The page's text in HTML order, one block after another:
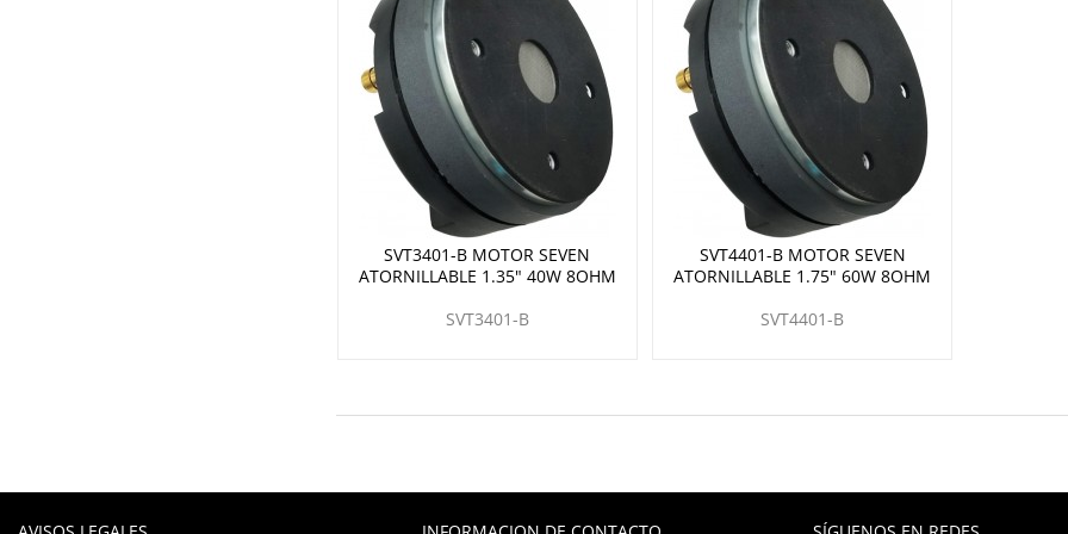
SVT3401-B MOTOR SEVEN
ATORNILLABLE 1.35" 40W 8OHM
SVT3401-B
SVT4401-B MOTOR SEVEN
ATORNILLABLE 1.75" 60W 8OHM
SVT4401-B